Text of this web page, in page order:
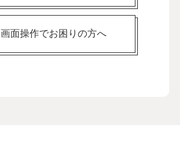
画面操作でお困りの方へ